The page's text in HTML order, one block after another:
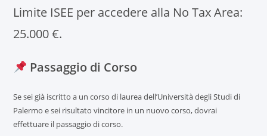
Limite ISEE per accedere alla No Tax Area:
25.000 €.
Passaggio di Corso
Se sei già iscritto a un corso di laurea dell’Università degli Studi di
Palermo e sei risultato vincitore in un nuovo corso, dovrai
effettuare il passaggio di corso.